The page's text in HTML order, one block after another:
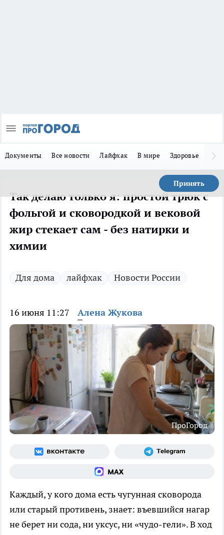
Документы Все новости Лайфхак В мире Здоровье
Принять
Так делаю только я: простой трюк с
фольгой и сковородкой и вековой
жир стекает сам - без натирки и
химии
Для дома лайфхак Новости России
16 июня 11:27 Алена Жукова
ПроГород
Каждый, у кого дома есть чугунная сковорода
или старый противень, знает: въевшийся нагар
не берет ни сода, ни уксус, ни «чудо-гели». В ход